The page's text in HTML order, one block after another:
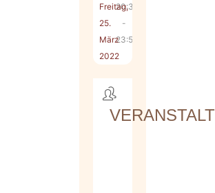
Freitag,
25.
März
2022
20:30
-
23:55